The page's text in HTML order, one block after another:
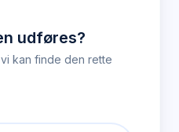
udføres?
kan finde den rette